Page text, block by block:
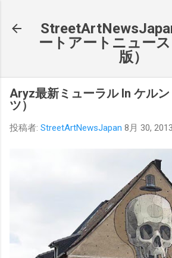
ートアートニュー
版）
Aryz最新ミューラル In ケルン
ツ）
投稿者: StreetArtNewsJapan 8月 30, 2013